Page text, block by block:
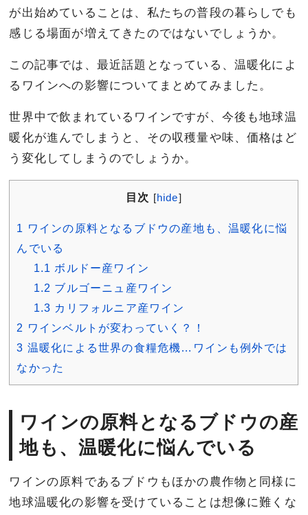
が出始めていることは、私たちの普段の暮らしでも
感じる場面が増えてきたのではないでしょうか。
この記事では、最近話題となっている、温暖化によ
るワインへの影響についてまとめてみました。
世界中で飲まれているワインですが、今後も地球温
暖化が進んでしまうと、その収穫量や味、価格はど
う変化してしまうのでしょうか。
目次 [hide]
1 ワインの原料となるブドウの産地も、温暖化に悩
んでいる
1.1 ボルドー産ワイン
1.2 ブルゴーニュ産ワイン
1.3 カリフォルニア産ワイン
2 ワインベルトが変わっていく？！
3 温暖化による世界の食糧危機…ワインも例外では
なかった
ワインの原料となるブドウの産
地も、温暖化に悩んでいる
ワインの原料であるブドウもほかの農作物と同様に
地球温暖化の影響を受けていることは想像に難くな